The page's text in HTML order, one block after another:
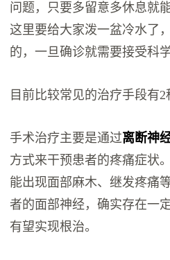
问题，只要多留意多休息就
这里要给大家泼一盆冷水了
的，一旦确诊就需要接受科
目前比较常见的治疗手段有2
手术治疗主要是通过离断神
方式来干预患者的疼痛症状
能出现面部麻木、继发疼痛
者的面部神经，确实存在一
有望实现根治。